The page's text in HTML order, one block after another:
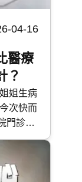
04-16
醫療
？
姐生病
次快而
門診收
一文看
療費